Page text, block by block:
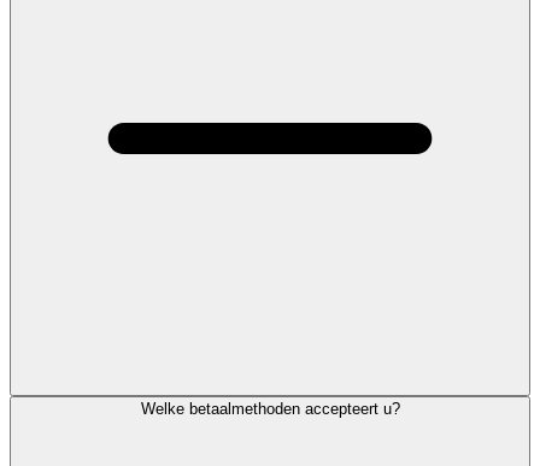
Welke betaalmethoden accepteert u?